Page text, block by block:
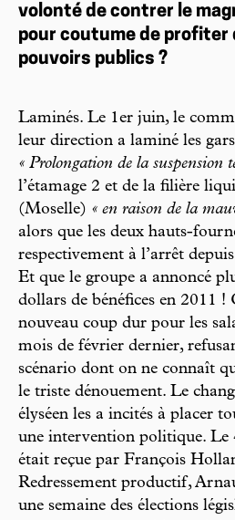
volonté de contrer le
pour coutume de profiter
pouvoirs publics ?
Laminés. Le 1er juin, le
leur direction a laminé les
« Prolongation de la suspension
l’étamage 2 et de la filière
(Moselle) « en raison de la
alors que les deux hauts-
respectivement à l’arrêt
Et que le groupe a annoncé
dollars de bénéfices en 2011 !
nouveau coup dur pour les
mois de février dernier,
scénario dont on ne connaît
le triste dénouement. Le
élyséen les a incités à placer
une intervention politique. Le
était reçue par François
Redressement productif,
une semaine des élections